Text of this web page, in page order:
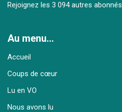
Rejoignez les 3 094 autres abonnés
Au menu…
Accueil
Coups de cœur
Lu en VO
Nous avons lu